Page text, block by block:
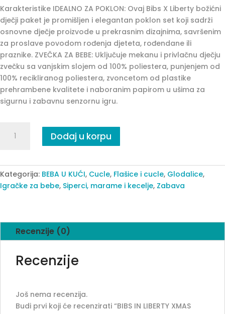
Karakteristike IDEALNO ZA POKLON: Ovaj Bibs X Liberty božićni
dječji paket je promišljen i elegantan poklon set koji sadrži
osnovne dječje proizvode u prekrasnim dizajnima, savršenim
za proslave povodom rođenja djeteta, rođendane ili
praznike. ZVEČKA ZA BEBE: Uključuje mekanu i privlačnu dječju
zvečku sa vanjskim slojem od 100% poliestera, punjenjem od
100% recikliranog poliestera, zvoncetom od plastike
prehrambene kvalitete i naboranim papirom u ušima za
sigurnu i zabavnu senzornu igru.
BABY
7500132
Dodaj u korpu
Kategorija: BEBA U KUĆI, Cucle, Flašice i cucle, Glodalice,
Igračke za bebe, Siperci, marame i kecelje, Zabava
Recenzije (0)
Recenzije
Još nema recenzija.
Budi prvi koji će recenzirati “BIBS IN LIBERTY XMAS